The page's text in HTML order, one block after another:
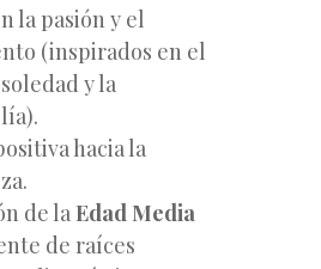
la pasión y el
(inspirados en el
y la
hacia la
de laEdad Media
de raíces